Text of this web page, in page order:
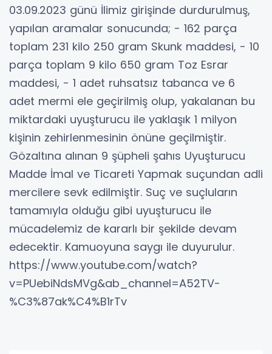
03.09.2023 günü İlimiz girişinde durdurulmuş,
yapılan aramalar sonucunda; - 162 parça
toplam 231 kilo 250 gram Skunk maddesi, - 10
parça toplam 9 kilo 650 gram Toz Esrar
maddesi, - 1 adet ruhsatsız tabanca ve 6
adet mermi ele geçirilmiş olup, yakalanan bu
miktardaki uyuşturucu ile yaklaşık 1 milyon
kişinin zehirlenmesinin önüne geçilmiştir.
Gözaltına alınan 9 şüpheli şahıs Uyuşturucu
Madde İmal ve Ticareti Yapmak suçundan adli
mercilere sevk edilmiştir. Suç ve suçluların
tamamıyla olduğu gibi uyuşturucu ile
mücadelemiz de kararlı bir şekilde devam
edecektir. Kamuoyuna saygı ile duyurulur.
https://www.youtube.com/watch?
v=PUebiNdsMVg&ab_channel=A52TV-
%C3%87ak%C4%B1rTv